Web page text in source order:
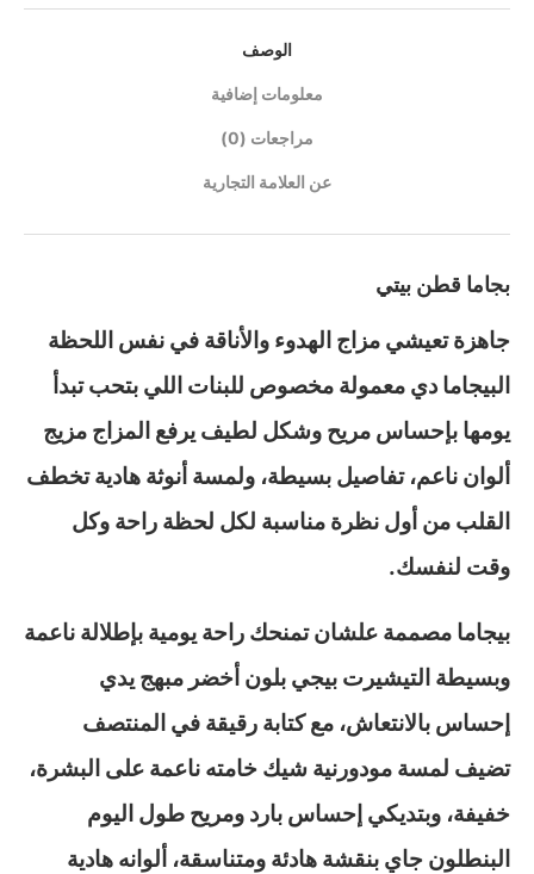
الوصف
معلومات إضافية
مراجعات (0)
عن العلامة التجارية
بجاما قطن بيتي
جاهزة تعيشي مزاج الهدوء والأناقة في نفس اللحظة
البيجاما دي معمولة مخصوص للبنات اللي بتحب تبدأ
يومها بإحساس مريح وشكل لطيف يرفع المزاج مزيج
ألوان ناعم، تفاصيل بسيطة، ولمسة أنوثة هادية تخطف
القلب من أول نظرة مناسبة لكل لحظة راحة وكل
وقت لنفسك.
بيجاما مصممة علشان تمنحك راحة يومية بإطلالة ناعمة
وبسيطة التيشيرت بيجي بلون أخضر مبهج يدي
إحساس بالانتعاش، مع كتابة رقيقة في المنتصف
تضيف لمسة مودورنية شيك خامته ناعمة على البشرة،
خفيفة، وبتديكي إحساس بارد ومريح طول اليوم
البنطلون جاي بنقشة هادئة ومتناسقة، ألوانه هادية